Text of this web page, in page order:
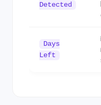
Detected
Days
Left